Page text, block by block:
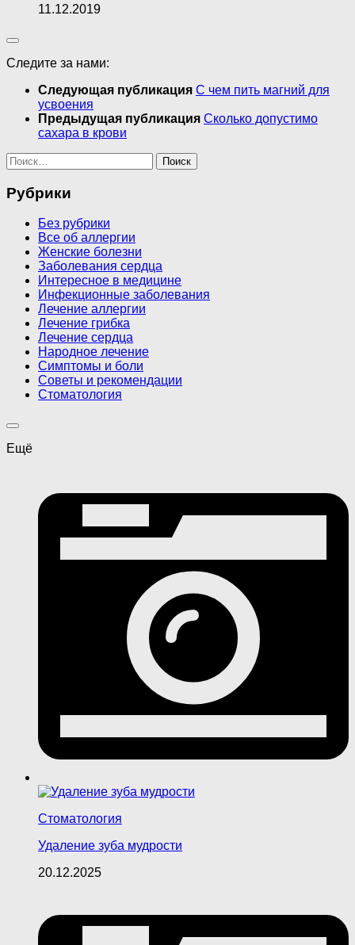
11.12.2019
Следите за нами:
Следующая публикация С чем пить магний для
усвоения
Предыдущая публикация Сколько допустимо
сахара в крови
Найти:
Рубрики
Без рубрики
Все об аллергии
Женские болезни
Заболевания сердца
Интересное в медицине
Инфекционные заболевания
Лечение аллергии
Лечение грибка
Лечение сердца
Народное лечение
Симптомы и боли
Советы и рекомендации
Стоматология
Ещё
Стоматология
Удаление зуба мудрости
20.12.2025